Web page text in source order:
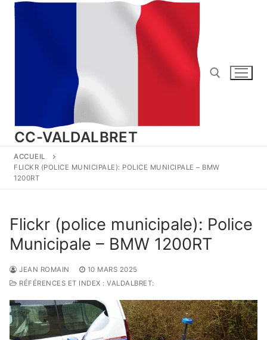
Aller
CC-VALDALBRET
ACCUEIL
FLICKR (POLICE MUNICIPALE): POLICE MUNICIPALE – BMW
1200RT
Flickr (police municipale): Police
Municipale – BMW 1200RT
JEAN ROMAIN
10 MARS 2025
RÉFÉRENCES ET INDEX : VALDALBRET: